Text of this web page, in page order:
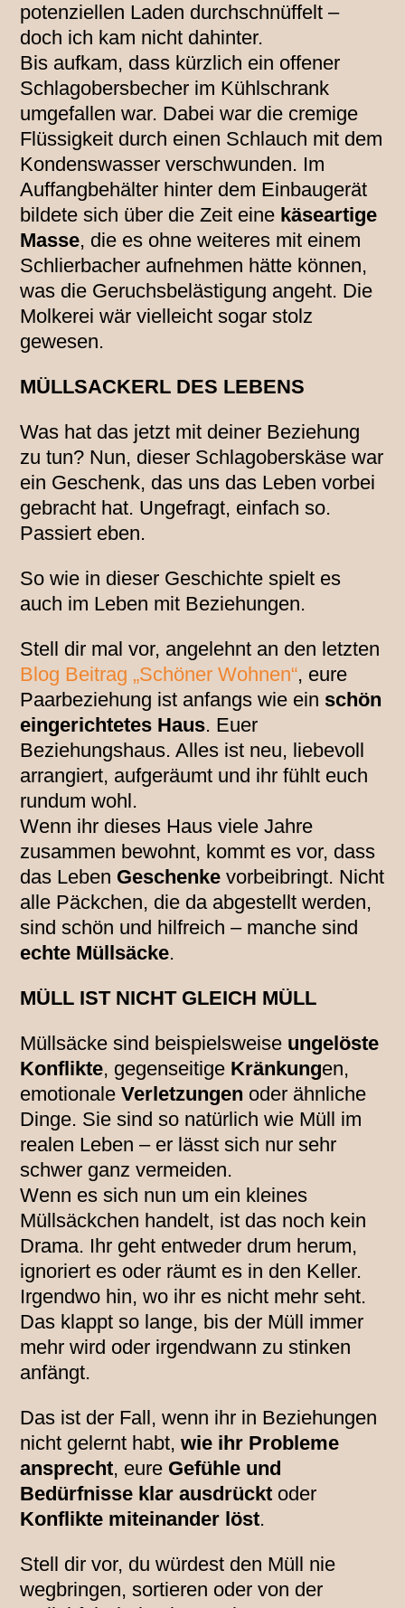
potenziellen Laden durchschnüffelt –
doch ich kam nicht dahinter.
Bis aufkam, dass kürzlich ein offener
Schlagobersbecher im Kühlschrank
umgefallen war. Dabei war die cremige
Flüssigkeit durch einen Schlauch mit dem
Kondenswasser verschwunden. Im
Auffangbehälter hinter dem Einbaugerät
bildete sich über die Zeit eine käseartige
Masse, die es ohne weiteres mit einem
Schlierbacher aufnehmen hätte können,
was die Geruchsbelästigung angeht. Die
Molkerei wär vielleicht sogar stolz
gewesen.
MÜLLSACKERL DES LEBENS
Was hat das jetzt mit deiner Beziehung
zu tun? Nun, dieser Schlagoberskäse war
ein Geschenk, das uns das Leben vorbei
gebracht hat. Ungefragt, einfach so.
Passiert eben.
So wie in dieser Geschichte spielt es
auch im Leben mit Beziehungen.
Stell dir mal vor, angelehnt an den letzten
Blog Beitrag „Schöner Wohnen“, eure
Paarbeziehung ist anfangs wie ein schön
eingerichtetes Haus. Euer
Beziehungshaus. Alles ist neu, liebevoll
arrangiert, aufgeräumt und ihr fühlt euch
rundum wohl.
Wenn ihr dieses Haus viele Jahre
zusammen bewohnt, kommt es vor, dass
das Leben Geschenke vorbeibringt. Nicht
alle Päckchen, die da abgestellt werden,
sind schön und hilfreich – manche sind
echte Müllsäcke.
MÜLL IST NICHT GLEICH MÜLL
Müllsäcke sind beispielsweise ungelöste
Konflikte, gegenseitige Kränkungen,
emotionaleVerletzungen oder ähnliche
Dinge. Sie sind so natürlich wie Müll im
realen Leben – er lässt sich nur sehr
schwer ganz vermeiden.
Wenn es sich nun um ein kleines
Müllsäckchen handelt, ist das noch kein
Drama. Ihr geht entweder drum herum,
ignoriert es oder räumt es in den Keller.
Irgendwo hin, wo ihr es nicht mehr seht.
Das klappt so lange, bis der Müll immer
mehr wird oder irgendwann zu stinken
anfängt.
Das ist der Fall, wenn ihr in Beziehungen
nicht gelernt habt,wie ihr Probleme
ansprecht, eure Gefühle und
Bedürfnisse klar ausdrückt oder
Konflikte miteinander löst.
Stell dir vor, du würdest den Müll nie
wegbringen, sortieren oder von der